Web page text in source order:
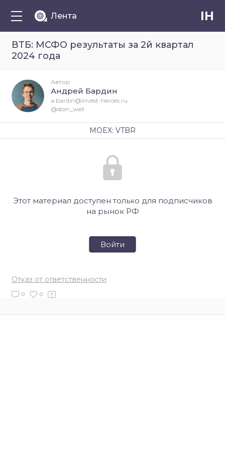
Лента IH
ВТБ: МСФО результаты за 2й квартал
2024 года
Этот материал доступен только для подписчиков
на рынок РФ
Войти
Отказ от ответственности
0 0
Автор
Андрей Бардин
a.bardin@invest-heroes.ru
@doin_well
MOEX: VTBR